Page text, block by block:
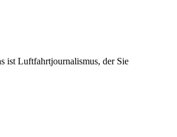
ist Luftfahrtjournalismus, der Sie